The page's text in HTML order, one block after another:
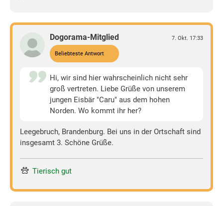
Dogorama-Mitglied
Beliebteste Antwort
7. Okt. 17:33
Hi, wir sind hier wahrscheinlich nicht sehr
groß vertreten. Liebe Grüße von unserem
jungen Eisbär "Caru" aus dem hohen
Norden. Wo kommt ihr her?
Leegebruch, Brandenburg. Bei uns in der Ortschaft sind
insgesamt 3. Schöne Grüße.
Tierisch gut